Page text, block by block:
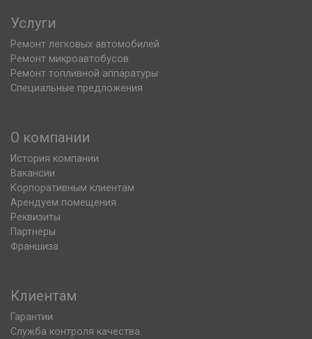
Услуги
Ремонт легковых автомобилей
Ремонт микроавтобусов
Ремонт топливной аппаратуры
Специальные предложения
О компании
История компании
Вакансии
Корпоративным клиентам
Арендуем помещения
Реквизиты
Партнеры
Франшиза
Клиентам
Гарантии
Служба контроля качества